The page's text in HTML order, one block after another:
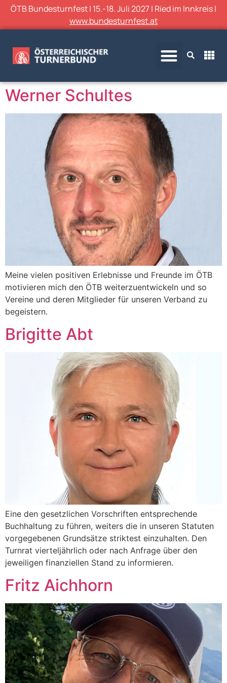
ÖTB Bundesturnfest | 15.-18. Juli 2027 | Ried im Innkreis |
www.bundesturnfest.at
Werner Schultes
Meine vielen positiven Erlebnisse und Freunde im ÖTB
motivieren mich den ÖTB weiterzuentwickeln und so
Vereine und deren Mitglieder für unseren Verband zu
begeistern.
Brigitte Abt
Eine den gesetzlichen Vorschriften entsprechende
Buchhaltung zu führen, weiters die in unseren Statuten
vorgegebenen Grundsätze striktest einzuhalten. Den
Turnrat vierteljährlich oder nach Anfrage über den
jeweiligen finanziellen Stand zu informieren.
Fritz Aichhorn